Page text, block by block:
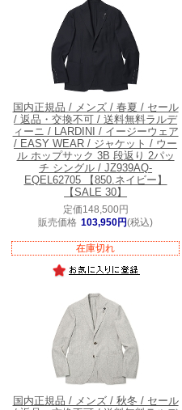
国内正規品 / メンズ / 春夏 / セール
/ 返品・交換不可 / 送料無料ラルデ
ィーニ / LARDINI / イージーウェア
/ EASY WEAR / ジャケット / ウー
ル ホップサック 3B 段返り 2パッ
チ シングル / JZ939AQ-
EQEL62705 【850.ネイビー】
【SALE 30】
定価148,500円
販売価格 103,950円(税込)
在庫切れ
国内正規品 / メンズ / 秋冬 / セール